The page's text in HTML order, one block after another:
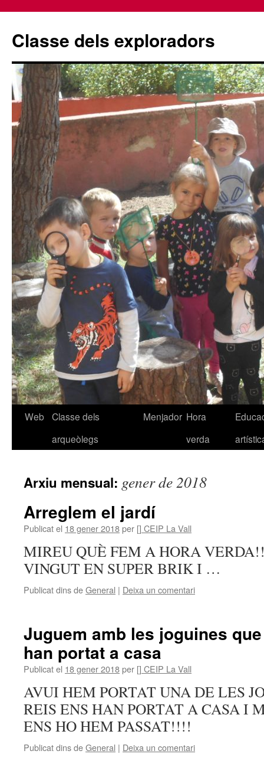
Classe dels exploradors
Vés
Web
Classe dels
arqueòlegs
Menjador Hora
verda
Arxiu mensual: gener de 2018
Arreglem el jardí
Publicat el 18 gener 2018per [] CEIP La Vall
MIREU QUÈ FEM A HORA
VINGUT EN SUPER BRIK I …
Publicat dins deGeneral | Deixa un comentari
Juguem amb les joguines
han portat a casa
Publicat el 18 gener 2018per [] CEIP La Vall
AVUI HEM PORTAT UNA DE LES
REIS ENS HAN PORTAT A CASA I
ENS HO HEM PASSAT!!!!
Publicat dins deGeneral | Deixa un comentari